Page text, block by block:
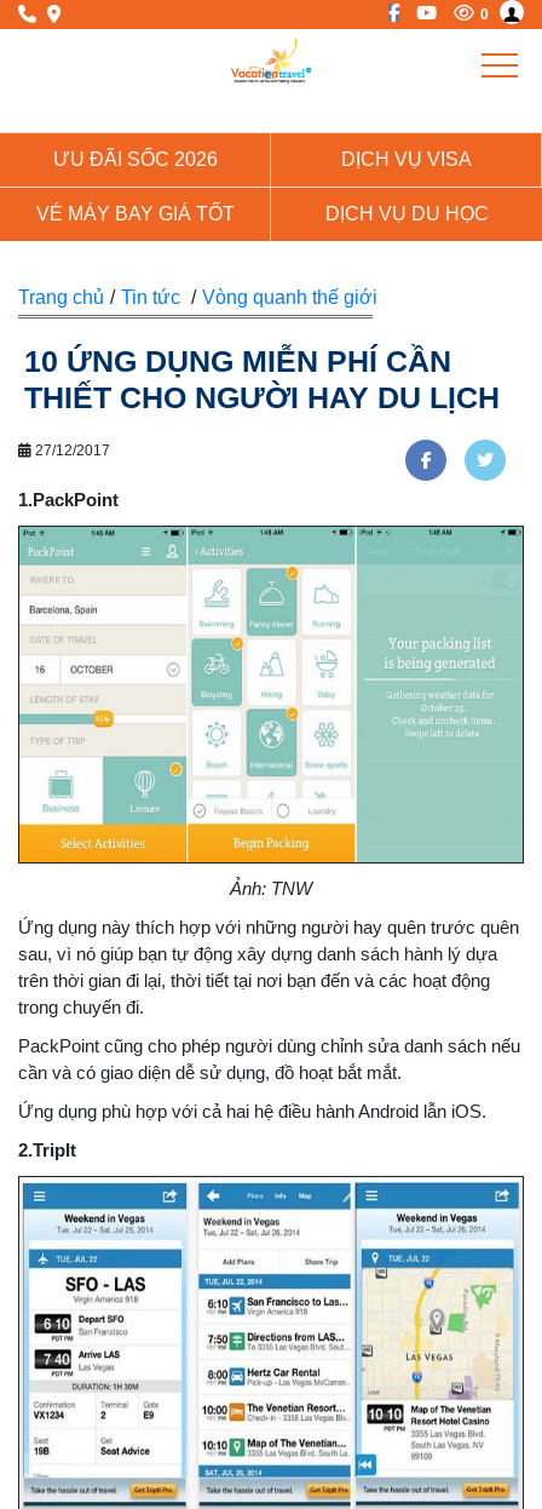
0
ƯU ĐÃI SỐC 2026 DỊCH VỤ VISA
VÉ MÁY BAY GIÁ TỐT DỊCH VỤ DU HỌC
Trang chủ / Tin tức / Vòng quanh thế giới
10 ỨNG DỤNG MIỄN PHÍ CẦN
THIẾT CHO NGƯỜI HAY DU LỊCH
27/12/2017
1.PackPoint
Ảnh: TNW
Ứng dụng này thích hợp với những người hay quên trước quên
sau, vì nó giúp bạn tự động xây dựng danh sách hành lý dựa
trên thời gian đi lại, thời tiết tại nơi bạn đến và các hoạt động
trong chuyến đi.
PackPoint cũng cho phép người dùng chỉnh sửa danh sách nếu
cần và có giao diện dễ sử dụng, đồ hoạt bắt mắt.
Ứng dụng phù hợp với cả hai hệ điều hành Android lẫn iOS.
2.TripIt